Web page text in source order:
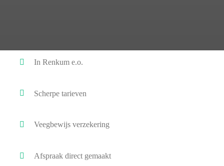
In Renkum e.o.
Scherpe tarieven
Veegbewijs verzekering
Afspraak direct gemaakt